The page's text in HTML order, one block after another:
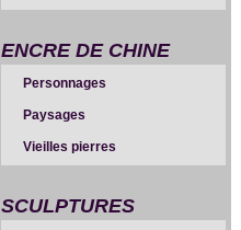
ENCRE DE CHINE
Personnages
Paysages
Vieilles pierres
SCULPTURES